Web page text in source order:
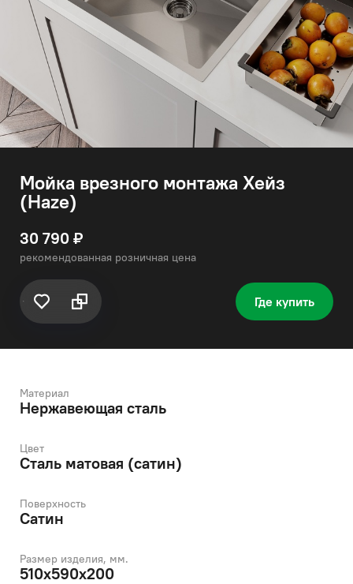
Мойка врезного монтажа Хейз
(Haze)
30 790 ₽
рекомендованная розничная цена
Где купить
Материал
Нержавеющая сталь
Цвет
Сталь матовая (сатин)
Поверхность
Сатин
Размер изделия, мм.
510х590х200